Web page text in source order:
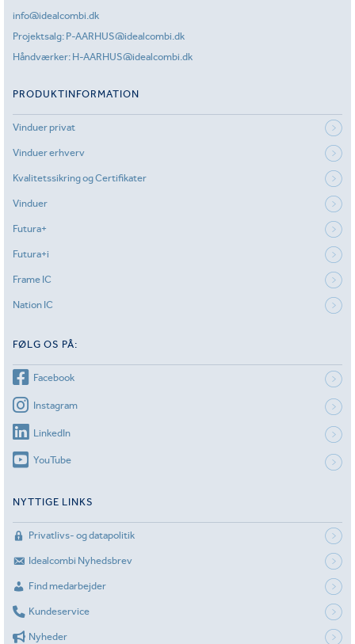
info@idealcombi.dk
Projektsalg: P-AARHUS@idealcombi.dk
Håndværker: H-AARHUS@idealcombi.dk
PRODUKTINFORMATION
Vinduer privat
Vinduer erhverv
Kvalitetssikring og Certifikater
Vinduer
Futura+
Futura+i
Frame IC
Nation IC
FØLG OS PÅ:
Facebook
Instagram
LinkedIn
YouTube
NYTTIGE LINKS
Privatlivs- og datapolitik
Idealcombi Nyhedsbrev
Find medarbejder
Kundeservice
Nyheder